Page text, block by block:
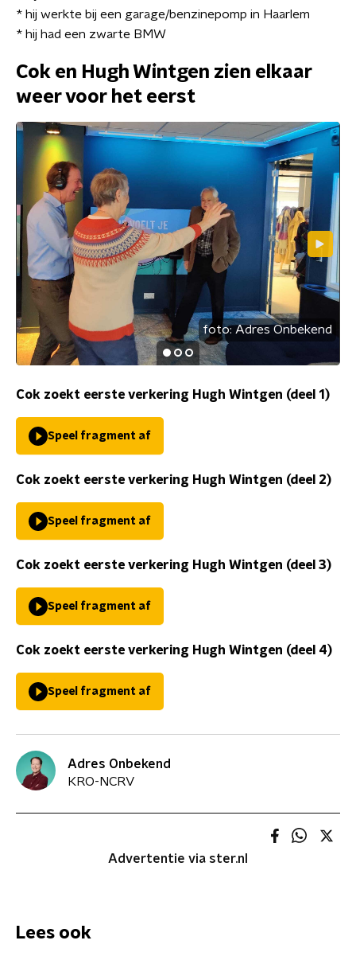
* hij werkte bij een garage/benzinepomp in Haarlem
* hij had een zwarte BMW
Cok en Hugh Wintgen zien elkaar
weer voor het eerst
foto:Adres Onbekend
Cok zoekt eerste verkering Hugh Wintgen (deel 1)
Speel fragment af
Cok zoekt eerste verkering Hugh Wintgen (deel 2)
Speel fragment af
Cok zoekt eerste verkering Hugh Wintgen (deel 3)
Speel fragment af
Cok zoekt eerste verkering Hugh Wintgen (deel 4)
Speel fragment af
Adres Onbekend
KRO-NCRV
Advertentie via ster.nl
Lees ook